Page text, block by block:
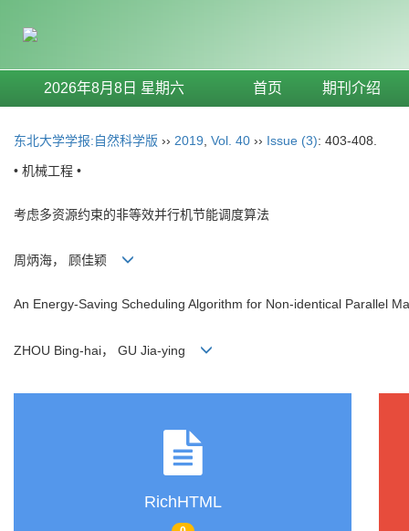
2026年8月8日 星期六 首页 期刊介绍
东北大学学报:自然科学版 ›› 2019 Vol. 40 ›› Issue (3): 403-408.
• 机械工程 •
考虑多资源约束的非等效并行机节能调度算法
周炳海， 顾佳颖
An Energy-Saving Scheduling Algorithm for Non-identical Parallel
ZHOU Bing-hai， GU Jia-ying
RichHTML